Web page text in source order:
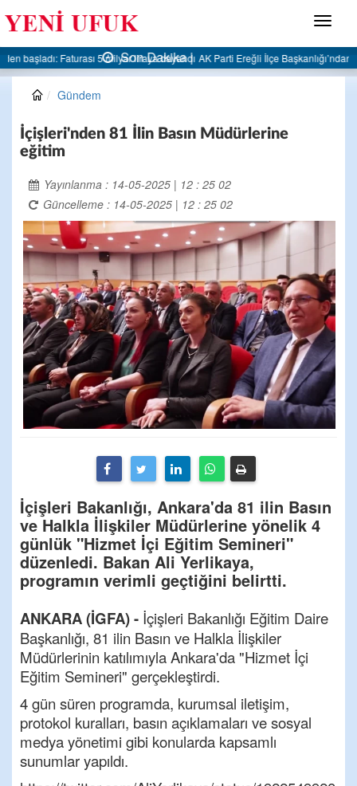
Menü
Son Dakika |AK Parti Ereğli İlçe Başkanlığı’ndan belediyeye sert
Gündem
İçişleri'nden 81 İlin Basın Müdürlerine
eğitim
Yayınlanma : 14-05-2025 | 12 : 25 02
Güncelleme : 14-05-2025 | 12 : 25 02
İçişleri Bakanlığı, Ankara'da 81 ilin Basın
ve Halkla İlişkiler Müdürlerine yönelik 4
günlük "Hizmet İçi Eğitim Semineri"
düzenledi. Bakan Ali Yerlikaya,
programın verimli geçtiğini belirtti.
ANKARA (İGFA) - İçişleri Bakanlığı Eğitim Daire
Başkanlığı, 81 ilin Basın ve Halkla İlişkiler
Müdürlerinin katılımıyla Ankara'da "Hizmet İçi
Eğitim Semineri" gerçekleştirdi.
4 gün süren programda, kurumsal iletişim,
protokol kuralları, basın açıklamaları ve sosyal
medya yönetimi gibi konularda kapsamlı
sunumlar yapıldı.